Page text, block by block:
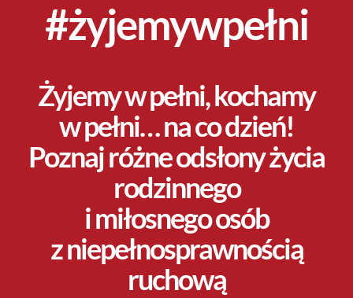
#żyjemywpełni
Żyjemy w pełni, kochamy
w pełni… na co dzień!
Poznaj różne odsłony życia
rodzinnego
i miłosnego osób
z niepełnosprawnością
ruchową